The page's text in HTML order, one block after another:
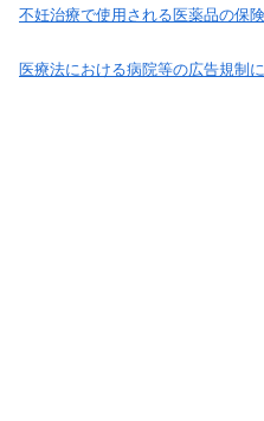
不妊治療で使用される医薬品の保
医療法における病院等の広告規制